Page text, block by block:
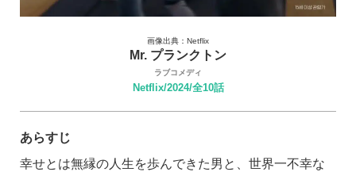
画像出典：Netflix
Mr. プランクトン
ラブコメディ
Netflix/2024/全10話
あらすじ
幸せとは無縁の人生を歩んできた男と、世界一不幸な